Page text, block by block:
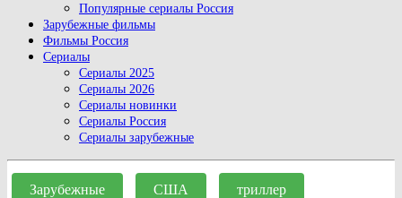
Популярные сериалы Россия
Зарубежные фильмы
Фильмы Россия
Сериалы
Сериалы 2025
Сериалы 2026
Сериалы новинки
Сериалы Россия
Сериалы зарубежные
Close
Button
Зарубежные США триллер